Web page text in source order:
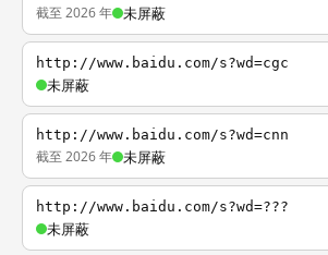
截至 2026 年 未屏蔽
http://www.baidu.com/s?wd=cgc
未屏蔽
http://www.baidu.com/s?wd=cnn
截至 2026 年 未屏蔽
http://www.baidu.com/s?wd=???
未屏蔽